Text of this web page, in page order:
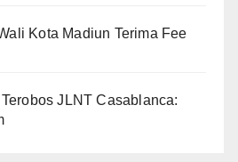
Kota Madiun Terima Fee
JLNT Casablanca: